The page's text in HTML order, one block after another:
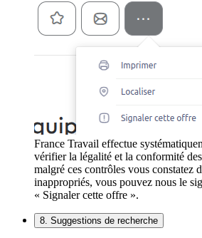
France Travail effectue
vérifier la légalité et la conformité
malgré ces contrôles vous constatez
inappropriés, vous pouvez nous le
« Signaler cette offre ».
8. Suggestions de recherche